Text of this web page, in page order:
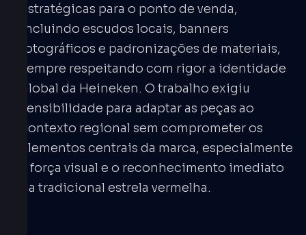
estratégicas para o ponto de venda,
incluindo escudos locais, banners
fotográficos e padronizações de materiais,
sempre respeitando com rigor a identidade
global da Heineken. O trabalho exigiu
sensibilidade para adaptar as peças ao
contexto regional sem comprometer os
elementos centrais da marca, especialmente
a força visual e o reconhecimento imediato
da tradicional estrela vermelha.